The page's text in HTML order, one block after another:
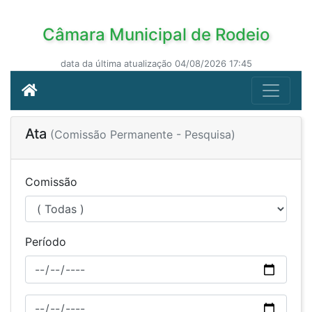
Câmara Municipal de Rodeio
data da última atualização 04/08/2026 17:45
Ata (Comissão Permanente - Pesquisa)
Comissão
Período